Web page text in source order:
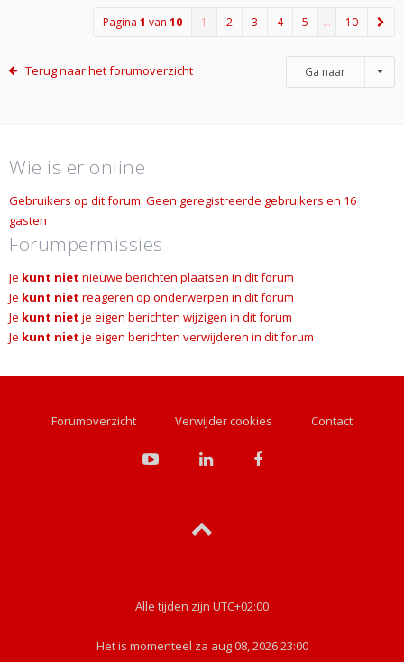
Pagina 1 van 10 1 2 3 4 5 … 10
Terug naar het forumoverzicht Ga naar
Wie is er online
Gebruikers op dit forum: Geen geregistreerde gebruikers en 16
gasten
Forumpermissies
Je kunt niet nieuwe berichten plaatsen in dit forum
Je kunt niet reageren op onderwerpen in dit forum
Je kunt niet je eigen berichten wijzigen in dit forum
Je kunt niet je eigen berichten verwijderen in dit forum
Forumoverzicht Verwijder cookies Contact
Alle tijden zijn UTC+02:00
Het is momenteel za aug 08, 2026 23:00